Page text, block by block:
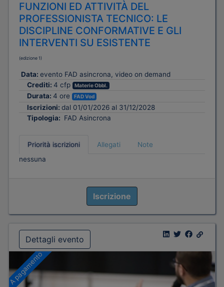
FUNZIONI ED ATTIVITÀ DEL
PROFESSIONISTA TECNICO: LE
DISCIPLINE CONFORMATIVE E GLI
INTERVENTI SU ESISTENTE
(edizione 1)
Data: evento FAD asincrona, video on demand
Crediti: 4 cfp Materie Obbl.
Durata: 4 ore FAD Vod
Iscrizioni: dal 01/01/2026 al 31/12/2028
Tipologia: FAD Asincrona
Priorità iscrizioni Allegati
Note
nessuna
Iscrizione
Dettagli evento
A pagamento